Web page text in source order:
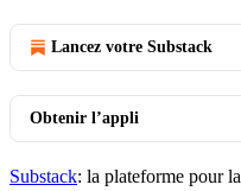
Lancez votre Substack
Obtenir l’appli
Substack: la plateforme pour